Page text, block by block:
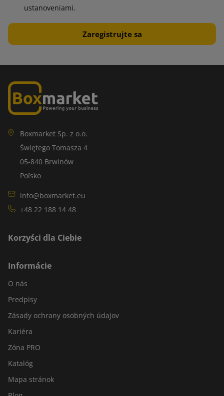
ustanoveniami.
Boxmarket Sp. z o.o.
Świętego Tomasza 4
05-840 Brwinów
Poľsko
info@boxmarket.eu
+48 22 188 14 48
Korzyści dla Ciebie
Informácie
O nás
Predpisy
Zásady ochrany osobných údajov
Kariéra
Zóna PRO
Katalóg
Mapa stránok